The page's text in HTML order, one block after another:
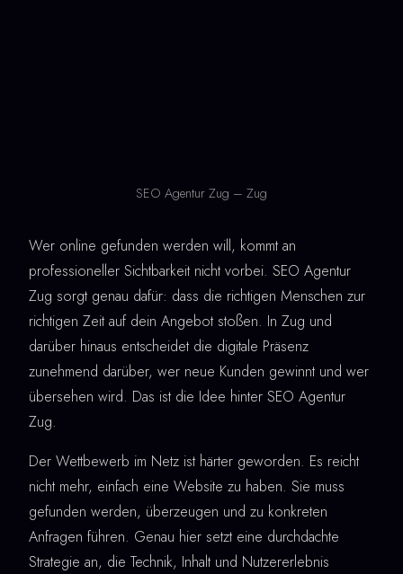
SEO Agentur Zug – Zug
Wer online gefunden werden will, kommt an
professioneller Sichtbarkeit nicht vorbei. SEO Agentur
Zug sorgt genau dafür: dass die richtigen Menschen zur
richtigen Zeit auf dein Angebot stoßen. In Zug und
darüber hinaus entscheidet die digitale Präsenz
zunehmend darüber, wer neue Kunden gewinnt und wer
übersehen wird. Das ist die Idee hinter SEO Agentur
Zug.
Der Wettbewerb im Netz ist härter geworden. Es reicht
nicht mehr, einfach eine Website zu haben. Sie muss
gefunden werden, überzeugen und zu konkreten
Anfragen führen. Genau hier setzt eine durchdachte
Strategie an, die Technik, Inhalt und Nutzererlebnis